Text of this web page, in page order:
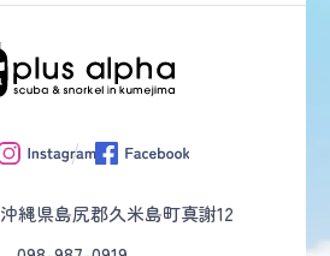
沖縄県島尻郡久米島町真謝12